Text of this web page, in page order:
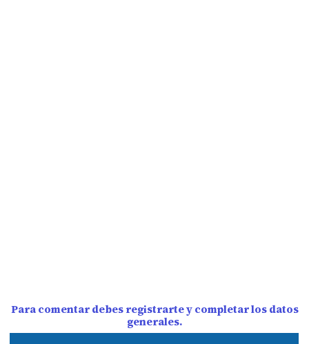
Para comentar debes registrarte y completar los datos
generales.